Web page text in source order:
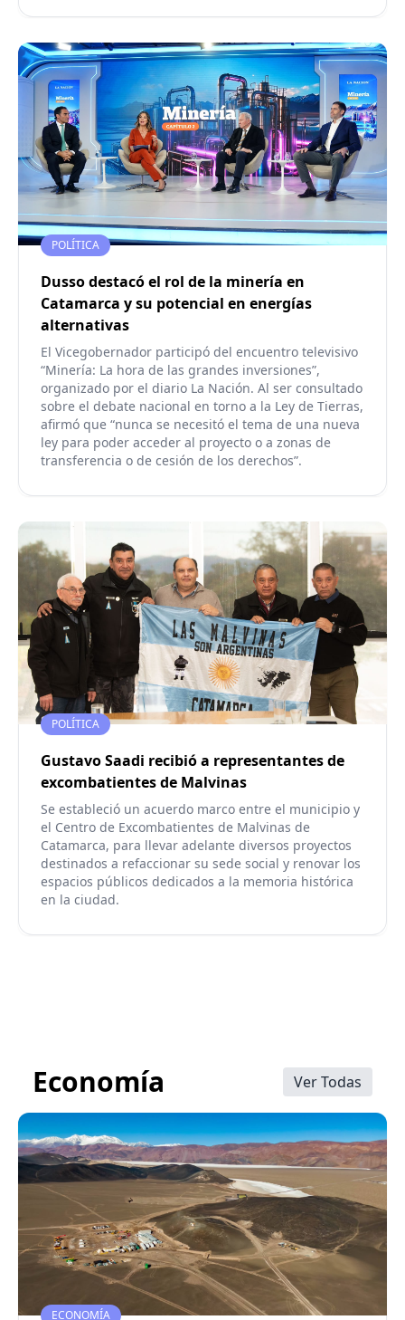
POLÍTICA
Dusso destacó el rol de la minería en
Catamarca y su potencial en energías
alternativas
El Vicegobernador participó del encuentro televisivo
“Minería: La hora de las grandes inversiones”,
organizado por el diario La Nación. Al ser consultado
sobre el debate nacional en torno a la Ley de Tierras,
afirmó que “nunca se necesitó el tema de una nueva
ley para poder acceder al proyecto o a zonas de
transferencia o de cesión de los derechos”.
POLÍTICA
Gustavo Saadi recibió a representantes de
excombatientes de Malvinas
Se estableció un acuerdo marco entre el municipio y
el Centro de Excombatientes de Malvinas de
Catamarca, para llevar adelante diversos proyectos
destinados a refaccionar su sede social y renovar los
espacios públicos dedicados a la memoria histórica
en la ciudad.
Economía Ver Todas
ECONOMÍA